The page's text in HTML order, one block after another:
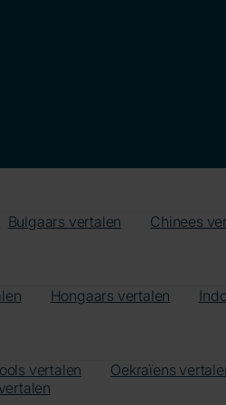
Bulgaars vertalen Chinees
Hongaars vertalen
vertalen Oekraïens